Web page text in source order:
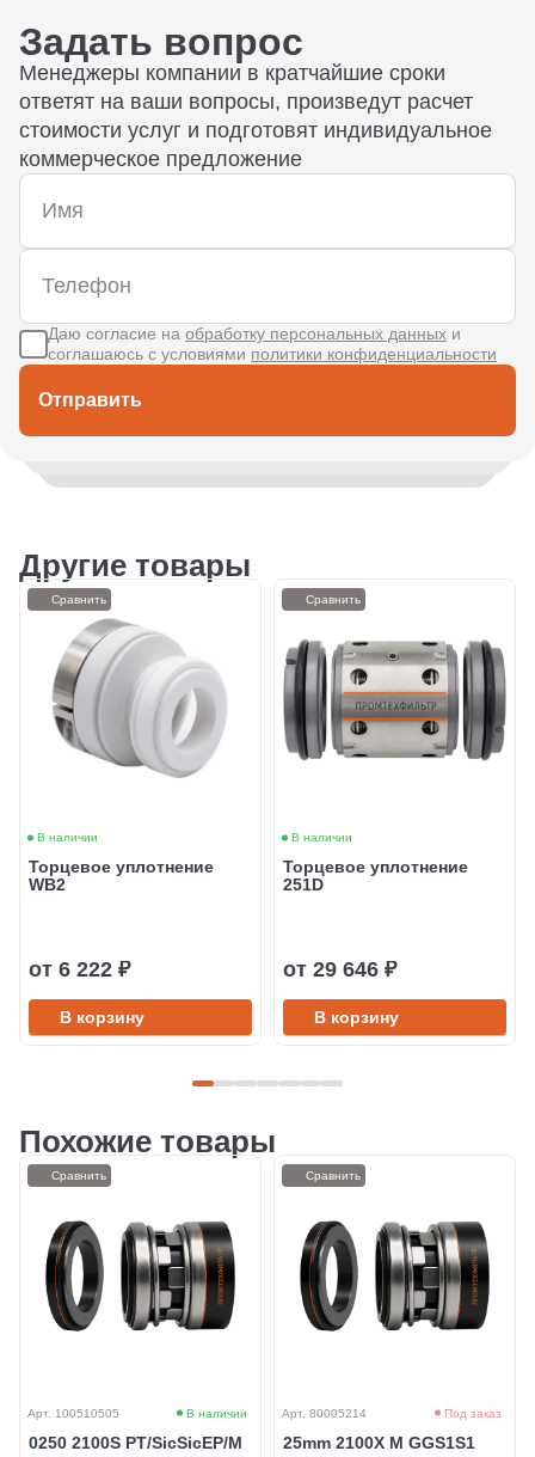
Задать вопрос
Менеджеры компании в кратчайшие сроки
ответят на ваши вопросы, произведут расчет
стоимости услуг и подготовят индивидуальное
коммерческое предложение
Отправить
Даю согласие на обработку персональных данных и
соглашаюсь с условиями политики конфиденциальности
Другие товары
В наличии
Торцевое уплотнение
WB2
от 6 222 ₽
В корзину
Сравнить
В наличии
Торцевое уплотнение
251D
от 29 646 ₽
В корзину
Сравнить
Похожие товары
Арт. 100510505 В наличии
0250 2100S PT/SicSicEP/M
Сравнить
Арт. 80005214 Под заказ
25mm 2100X M GGS1S1
Сравнить